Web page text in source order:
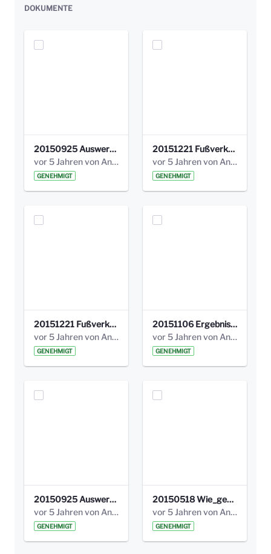
DOKUMENTE
20150925 Auswertung_Themenecken (1).pdf
vor 5 Jahren von Anni Schlumberger
GENEHMIGT
20151221 Fußverkehrscheck Protokoll_Abschluss.pdf
vor 5 Jahren von Anni Schlumberger
GENEHMIGT
20151221 Fußverkehrscheck Abschlussworkshop_S_kl.pdf
vor 5 Jahren von Anni Schlumberger
GENEHMIGT
20151106 Ergebnisse Kinderstadtteilforschung_gat-schwabschule_kurzversion_.pdf
vor 5 Jahren von Anni Schlumberger
GENEHMIGT
20150925 Auswertung_Themenecken.pdf
vor 5 Jahren von Anni Schlumberger
GENEHMIGT
20150518 Wie_geht_es_weiter.pdf
vor 5 Jahren von Anni Schlumberger
GENEHMIGT